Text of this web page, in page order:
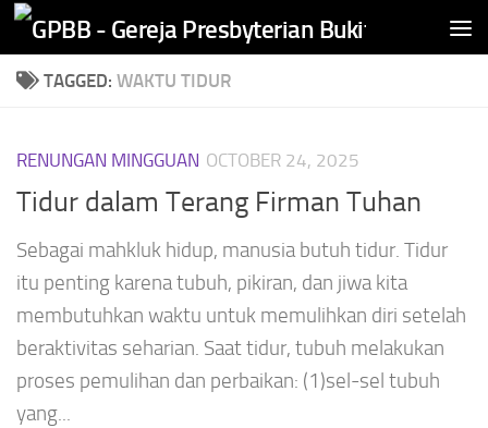
Skip to content
TAGGED: WAKTU TIDUR
RENUNGAN MINGGUAN OCTOBER 24, 2025
Tidur dalam Terang Firman Tuhan
Sebagai mahkluk hidup, manusia butuh tidur. Tidur
itu penting karena tubuh, pikiran, dan jiwa kita
membutuhkan waktu untuk memulihkan diri setelah
beraktivitas seharian. Saat tidur, tubuh melakukan
proses pemulihan dan perbaikan: (1)sel-sel tubuh
yang...